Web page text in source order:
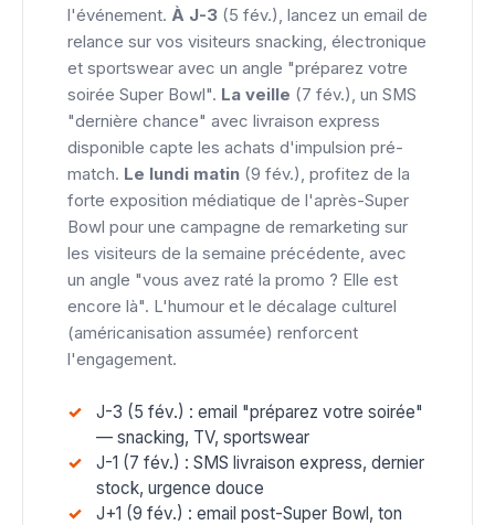
l'événement. À J-3 (5 fév.), lancez un email de
relance sur vos visiteurs snacking, électronique
et sportswear avec un angle "préparez votre
soirée Super Bowl". La veille (7 fév.), un SMS
"dernière chance" avec livraison express
disponible capte les achats d'impulsion pré-
match. Le lundi matin (9 fév.), profitez de la
forte exposition médiatique de l'après-Super
Bowl pour une campagne de remarketing sur
les visiteurs de la semaine précédente, avec
un angle "vous avez raté la promo ? Elle est
encore là". L'humour et le décalage culturel
(américanisation assumée) renforcent
l'engagement.
J-3 (5 fév.) : email "préparez votre soirée"
— snacking, TV, sportswear
J-1 (7 fév.) : SMS livraison express, dernier
stock, urgence douce
J+1 (9 fév.) : email post-Super Bowl, ton